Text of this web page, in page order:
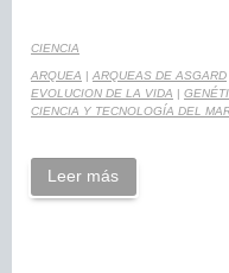
CIENCIA
ARQUEA | ARQUEAS DE ASGARD
EVOLUCION DE LA VIDA |
CIENCIA Y TECNOLOGÍA DEL
Leer más